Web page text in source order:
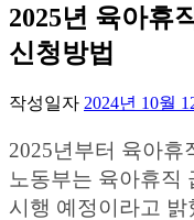
2025년 육아휴
신청방법
작성일자 2024년 10월
2025년부터 육아휴
노동부는 육아휴직
시행 예정이라고